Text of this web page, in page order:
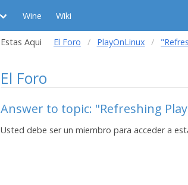
Wine Wiki
Estas Aqui El Foro PlayOnLinux
El Foro
Answer to topic: "Refreshing
Usted debe ser un miembro para acceder a